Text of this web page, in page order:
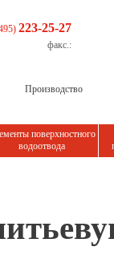
223-25-27
факс.:
Производство
поверхностного
водоотвода